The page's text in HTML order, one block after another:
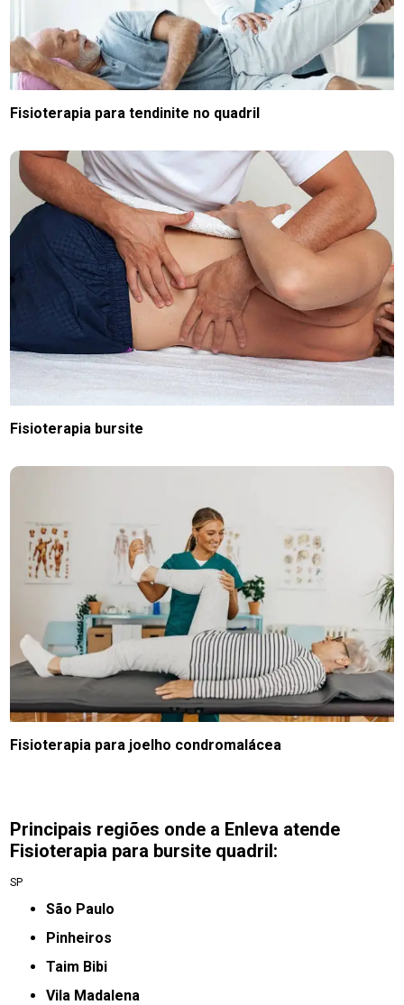
Fisioterapia para tendinite no quadril
Fisioterapia bursite
Fisioterapia para joelho condromalácea
Principais regiões onde a Enleva atende
Fisioterapia para bursite quadril:
SP
São Paulo
Pinheiros
taim Bibi
Vila Madalena